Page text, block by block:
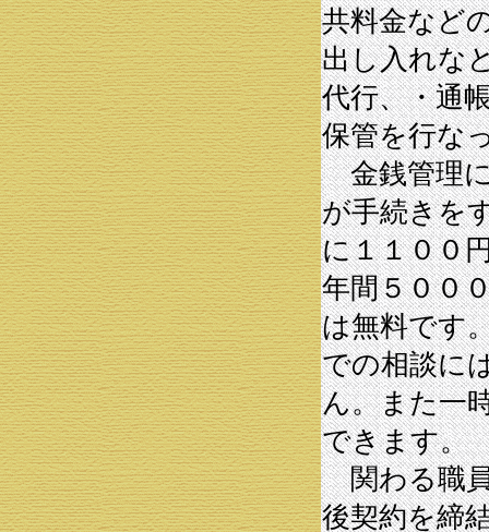
共料金など
出し入れな
代行、・通
保管を行な
金銭管理に
が手続きを
に１１００
年間５００
は無料です
での相談に
ん。また一
できます。
関わる職員
後契約を締